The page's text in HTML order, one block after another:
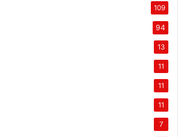
109
94
13
11
11
11
7